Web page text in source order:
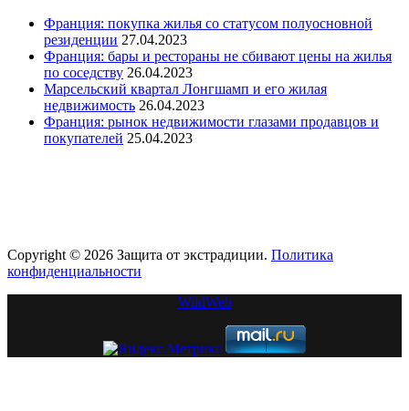
Франция: покупка жилья со статусом полуосновной
резиденции 27.04.2023
Франция: бары и рестораны не сбивают цены на жилья
по соседству 26.04.2023
Марсельский квартал Лонгшамп и его жилая
недвижимость 26.04.2023
Франция: рынок недвижимости глазами продавцов и
покупателей 25.04.2023
Copyright © 2026 Защита от экстрадиции. Политика
конфиденциальности
WildWeb